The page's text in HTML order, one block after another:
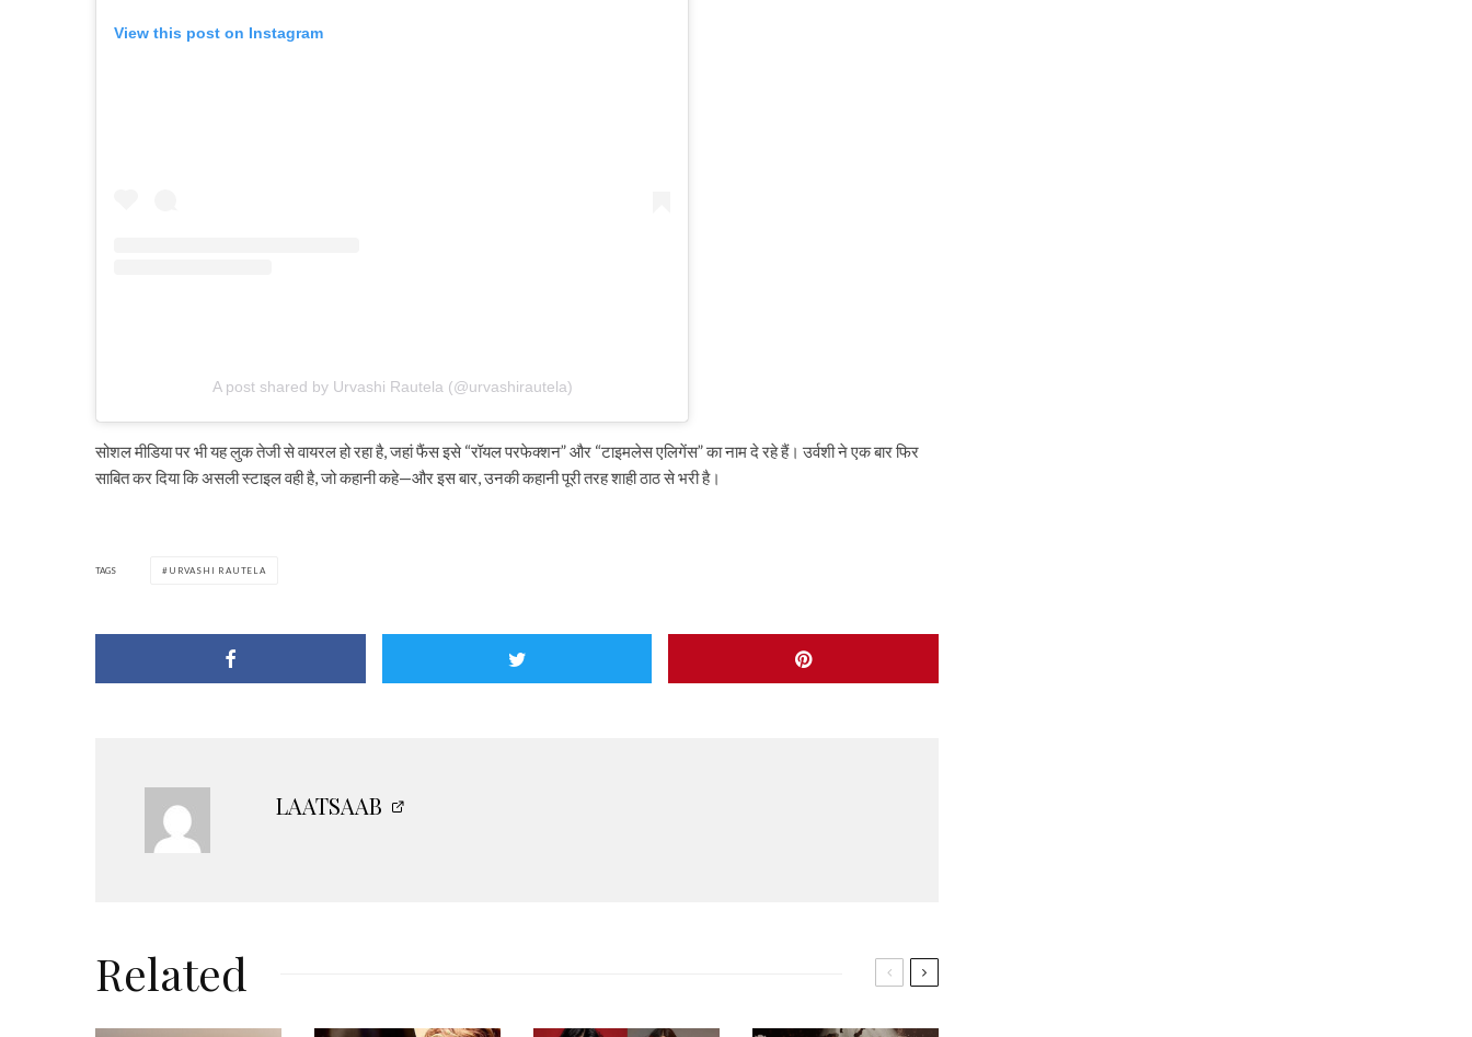
View this post on Instagram
A post shared by Urvashi Rautela (@urvashirautela)
सोशल मीडिया पर भी यह लुक तेजी से वायरल हो रहा है, जहां फैंस इसे “रॉयल परफेक्शन” और “टाइमलेस एलिगेंस” का नाम दे रहे हैं। उर्वशी ने एक बार फिर
साबित कर दिया कि असली स्टाइल वही है, जो कहानी कहे—और इस बार, उनकी कहानी पूरी तरह शाही ठाठ से भरी है।
TAGS URVASHI RAUTELA
LAATSAAB
Related